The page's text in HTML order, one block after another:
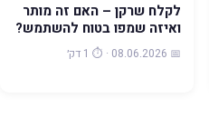
לקלח שרקן – האם זה מותר
ואיזה שמפו בטוח להשתמש?
📅 08.06.2026 · ⏱️ 1 דק׳